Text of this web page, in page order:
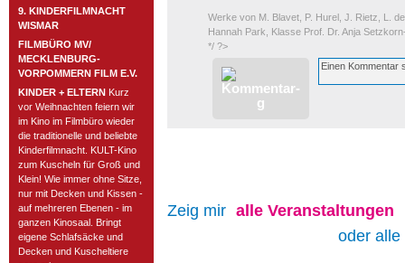
9. KINDERFILMNACHT
WISMAR
FILMBÜRO MV/
MECKLENBURG-
VORPOMMERN FILM E.V.
KINDER + ELTERN Kurz
vor Weihnachten feiern wir
im Kino im Filmbüro wieder
die traditionelle und beliebte
Kinderfilmnacht. KULT-Kino
zum Kuscheln für Groß und
Klein! Wie immer ohne Sitze,
nur mit Decken und Kissen -
auf mehreren Ebenen - im
ganzen Kinosaal. Bringt
eigene Schlafsäcke und
Decken und Kuscheltiere
Werke von M. Blavet, P. Hurel, J. Rietz, L.
Hannah Park, Klasse Prof. Dr. Anja
*/ ?>
Zeig mir alle Veranstaltungen
oder alle